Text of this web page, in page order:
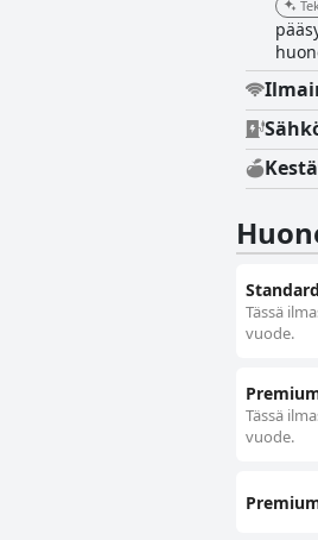
Tässä
vuode.
Tässä
vuode.